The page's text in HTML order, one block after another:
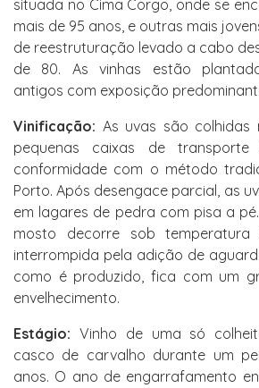
situada no Cima Corgo, onde se
mais de 95 anos, e outras mais
de reestruturação levado a cabo
de 80. As vinhas estão
antigos com exposição
Vinificação: As uvas são colhidas
pequenas caixas de
conformidade com o método
Porto. Após desengace parcial, as
em lagares de pedra com pisa a
mosto decorre sob temperatura
interrompida pela adição de
como é produzido, fica com um
envelhecimento.
Estágio: Vinho de uma só
casco de carvalho durante um
anos. O ano de engarrafamento